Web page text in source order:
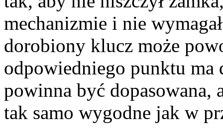
mechanizmie i nie
dorobiony klucz może
odpowiedniego punktu ma
powinna być
tak samo wygodne jak w